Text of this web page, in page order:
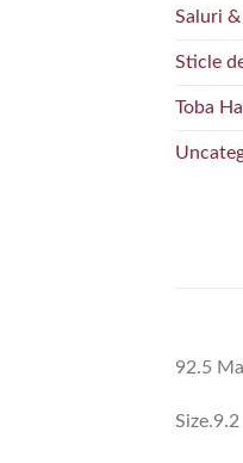
Saluri
Sticle
Toba
92.5
Size.9.2